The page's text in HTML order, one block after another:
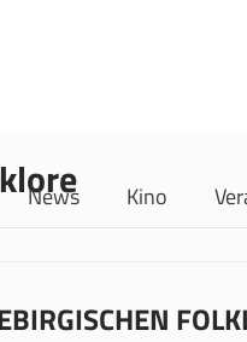
News Kino